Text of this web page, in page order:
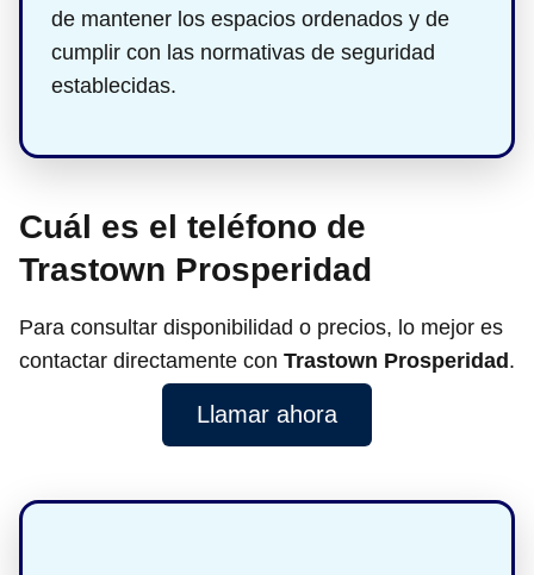
de mantener los espacios ordenados y de
cumplir con las normativas de seguridad
establecidas.
Cuál es el teléfono de
Trastown Prosperidad
Para consultar disponibilidad o precios, lo mejor es
contactar directamente con Trastown Prosperidad .
Llamar ahora